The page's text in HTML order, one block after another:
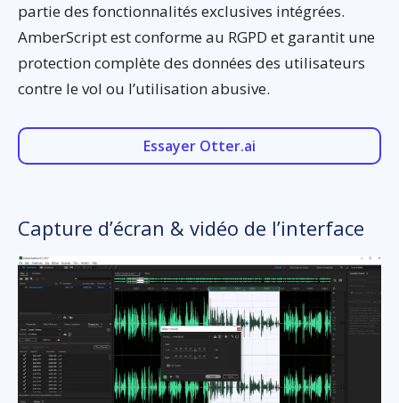
partie des fonctionnalités exclusives intégrées.
AmberScript est conforme au RGPD et garantit une
protection complète des données des utilisateurs
contre le vol ou l’utilisation abusive.
Essayer Otter.ai
Capture d’écran & vidéo de l’interface